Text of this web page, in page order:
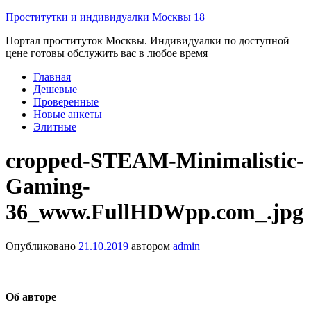
Проститутки и индивидуалки Москвы 18+
Портал проституток Москвы. Индивидуалки по доступной
цене готовы обслужить вас в любое время
Главная
Дешевые
Проверенные
Новые анкеты
Элитные
cropped-STEAM-Minimalistic-
Gaming-
36_www.FullHDWpp.com_.jpg
Опубликовано 21.10.2019 автором admin
Об авторе